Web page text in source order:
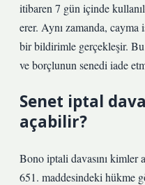
itibaren 7 gün içinde
erer. Aynı zamanda, cayma
bir bildirimle gerçekleşir.
ve borçlunun senedi iade
Senet iptal
açabilir?
Bono iptali davasını kimler
651. maddesindeki hükme